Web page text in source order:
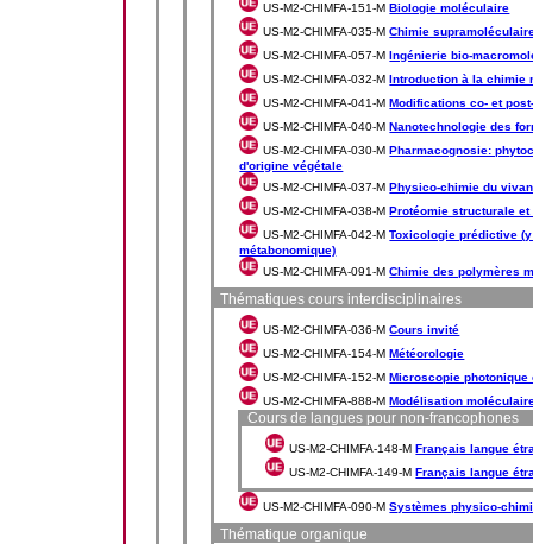
US-M2-CHIMFA-151-MBiologie moléculaire
US-M2-CHIMFA-035-MChimie
US-M2-CHIMFA-057-MIngénierie bio-
US-M2-CHIMFA-032-MIntroduction à la chimie
US-M2-CHIMFA-041-MModifications co- et
US-M2-CHIMFA-040-MNanotechnologie des
US-M2-CHIMFA-030-MPharmacognosie:
d'origine végétale
US-M2-CHIMFA-037-MPhysico-chimie du
US-M2-CHIMFA-038-MProtéomie structurale et
US-M2-CHIMFA-042-MToxicologie prédictive
métabonomique)
US-M2-CHIMFA-091-MChimie des polymères
Thématiques cours interdisciplinaires
US-M2-CHIMFA-036-MCours invité
US-M2-CHIMFA-154-MMétéorologie
US-M2-CHIMFA-152-MMicroscopie
US-M2-CHIMFA-888-MModélisation
Cours de langues pour non-francophones
US-M2-CHIMFA-148-MFrançais langue
US-M2-CHIMFA-149-MFrançais langue
US-M2-CHIMFA-090-MSystèmes physico-
Thématique organique